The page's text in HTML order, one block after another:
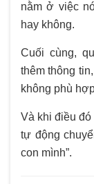
nằm ở việc
hay không.
Cuối cùng,
thêm thông
không phù
Và khi điều đó
tự động
con mình”.